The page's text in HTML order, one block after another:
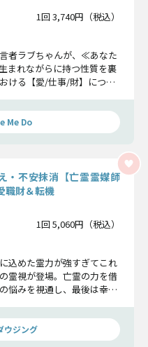
1回 3,740円（税込）
者ラブちゃんが、≪あなた
まれながらに持つ性質を裏
ける【愛/仕事/財】につい
Me Do
・不安抹消【亡霊霊媒師
職財＆転機
1回 5,060円（税込）
込めた霊力が強すぎてこれ
霊視が登場。亡霊の力を借
悩みを視通し、最後は幸福
ウジング